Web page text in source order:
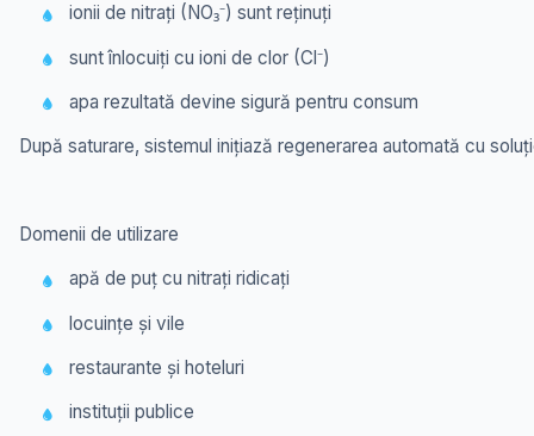
ionii de nitrați (NO₃⁻) sunt reținuți
sunt înlocuiți cu ioni de clor (Cl⁻)
apa rezultată devine sigură pentru consum
După saturare, sistemul inițiază regenerarea automată cu
Domenii de utilizare
apă de puț cu nitrați ridicați
locuințe și vile
restaurante și hoteluri
instituții publice